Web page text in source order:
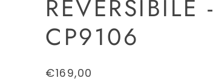
REVERSIBILE -
CP9106
€169,00